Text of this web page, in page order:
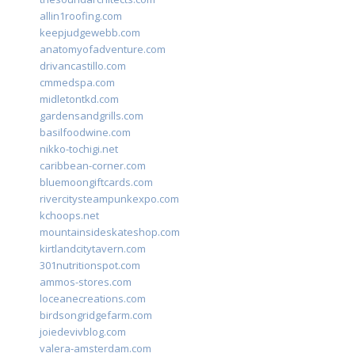
allin1roofing.com
keepjudgewebb.com
anatomyofadventure.com
drivancastillo.com
cmmedspa.com
midletontkd.com
gardensandgrills.com
basilfoodwine.com
nikko-tochigi.net
caribbean-corner.com
bluemoongiftcards.com
rivercitysteampunkexpo.com
kchoops.net
mountainsideskateshop.com
kirtlandcitytavern.com
301nutritionspot.com
ammos-stores.com
loceanecreations.com
birdsongridgefarm.com
joiedevivblog.com
valera-amsterdam.com